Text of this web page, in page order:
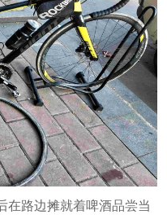
在路边摊就着啤酒品尝当